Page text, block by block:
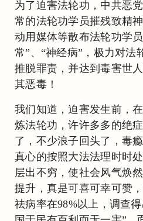
为了迫害法轮功，中共恶
常的法轮功学员摧残致精
动用媒体等散布法轮功学
常”、“神经病”，极力对法
推脱罪责，并达到毒害世
其恶毒！
我们知道，迫害发生前，
炼法轮功，许许多多的绝
了，不少浪子回头了，毒
真心的按照大法法理时时
层出不穷，使社会风气焕
提升，真是可喜可幸可赞
祛病率在98%以上，调查